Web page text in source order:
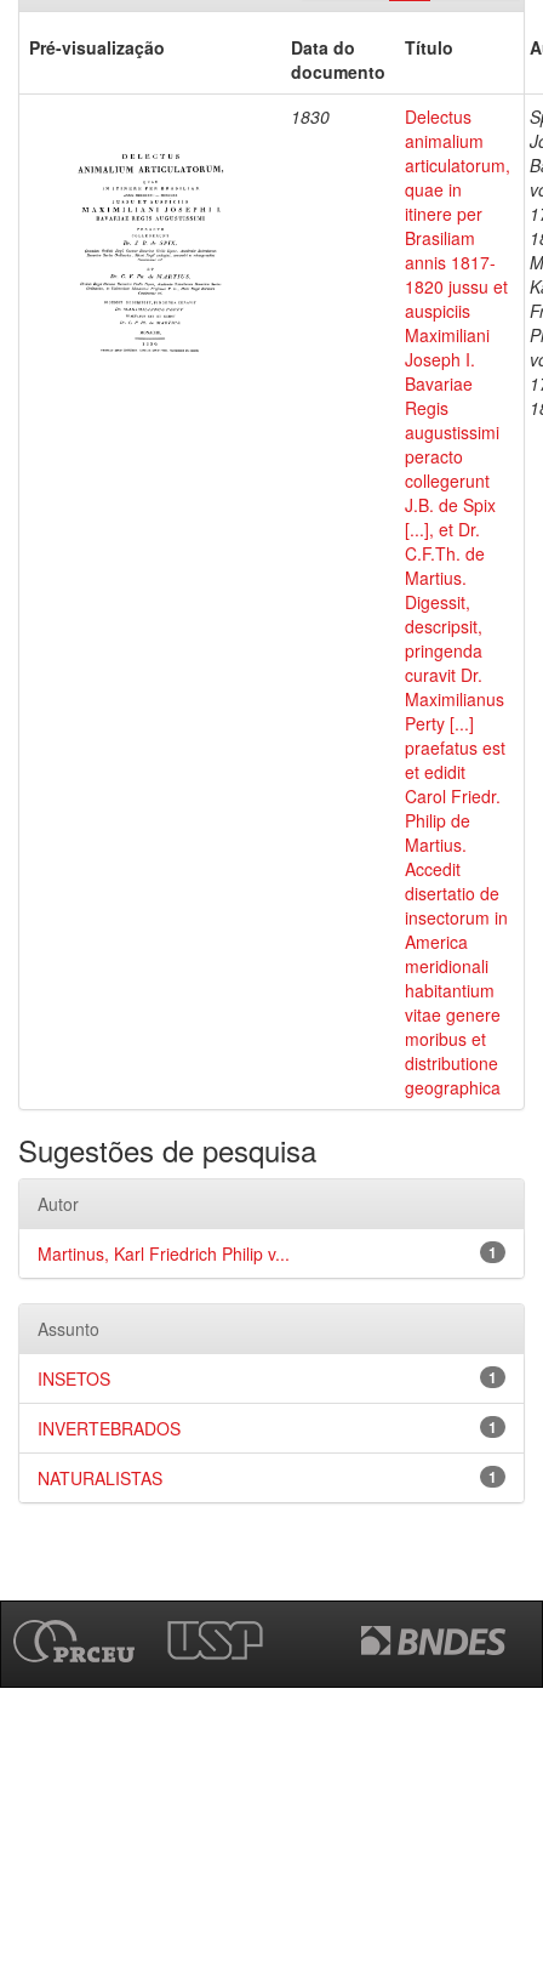
Pré-visualização
Data do
documento
Título
1830
Delectus
animalium
articulatorum,
quae in
itinere per
Brasiliam
annis 1817-
1820 jussu et
auspiciis
Maximiliani
Joseph I.
Bavariae
Regis
augustissimi
peracto
collegerunt
J.B. de Spix
[...], et Dr.
C.F.Th. de
Martius.
Digessit,
descripsit,
pringenda
curavit Dr.
Maximilianus
Perty [...]
praefatus est
et edidit
Carol Friedr.
Philip de
Martius.
Accedit
disertatio de
insectorum in
America
meridionali
habitantium
vitae genere
moribus et
distributione
geographica
Sugestões de pesquisa
Autor
1
Martinus, Karl Friedrich Philip v...
Assunto
1
INSETOS
1
INVERTEBRADOS
1
NATURALISTAS